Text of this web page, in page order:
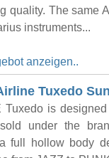
quality. The same
instruments...
anzeigen..
Tuxedo
Tuxedo is
under the
full hollow body